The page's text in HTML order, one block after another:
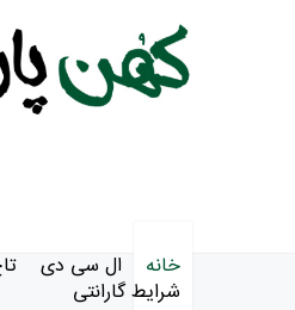
خانه ال سی دی
شرایط گارانتی